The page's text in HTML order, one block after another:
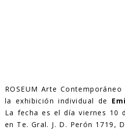
ROSEUM Arte
la exhibición individual de
La fecha es el día viernes 10
en Te. Gral. J. D. Perón 1719,